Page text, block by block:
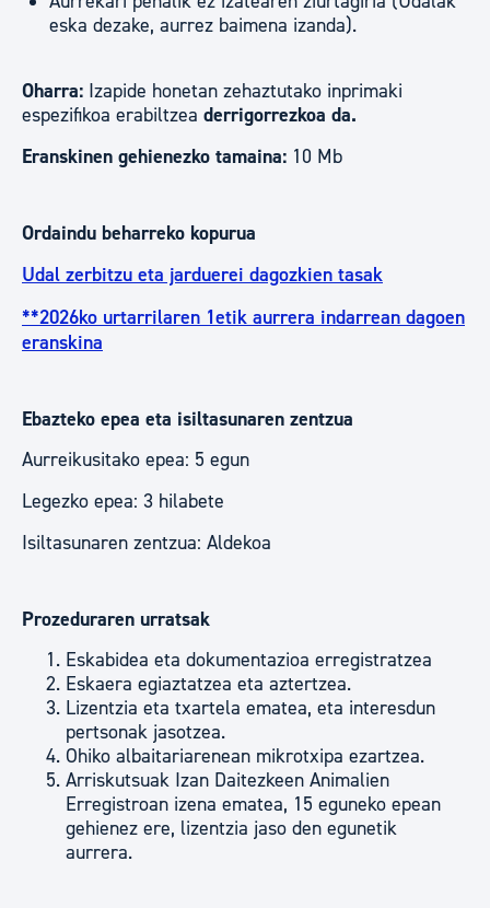
eska dezake, aurrez baimena izanda).
Oharra: Izapide honetan zehaztutako inprimaki
espezifikoa erabiltzea derrigorrezkoa da.
Eranskinen gehienezko tamaina: 10 Mb
Ordaindu beharreko kopurua
Udal zerbitzu eta jarduerei dagozkien tasak
**2026ko urtarrilaren 1etik aurrera indarrean dagoen
eranskina
Ebazteko epea eta isiltasunaren zentzua
Aurreikusitako epea: 5 egun
Legezko epea: 3 hilabete
Isiltasunaren zentzua: Aldekoa
Prozeduraren urratsak
Eskabidea eta dokumentazioa erregistratzea
Eskaera egiaztatzea eta aztertzea.
Lizentzia eta txartela ematea, eta interesdun
pertsonak jasotzea.
Ohiko albaitariarenean mikrotxipa ezartzea.
Arriskutsuak Izan Daitezkeen Animalien
Erregistroan izena ematea, 15 eguneko epean
gehienez ere, lizentzia jaso den egunetik
aurrera.